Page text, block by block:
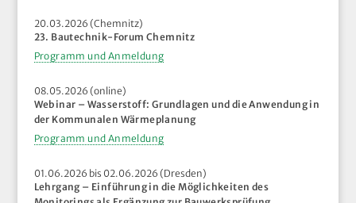
20.03.2026 (Chemnitz)
23. Bautechnik-Forum Chemnitz
Programm und Anmeldung
08.05.2026 (online)
Webinar – Wasserstoff: Grundlagen und die Anwendung in
der Kommunalen Wärmeplanung
Programm und Anmeldung
01.06.2026 bis 02.06.2026 (Dresden)
Lehrgang – Einführung in die Möglichkeiten des